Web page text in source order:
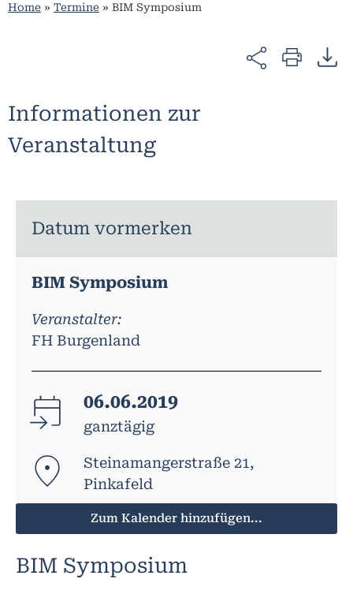
Home » Termine » BIM Symposium
Informationen zur
Veranstaltung
Datum vormerken
BIM Symposium
Veranstalter:
FH Burgenland
06.06.2019
ganztägig
Steinamangerstraße 21,
Pinkafeld
Zum Kalender hinzufügen...
BIM Symposium